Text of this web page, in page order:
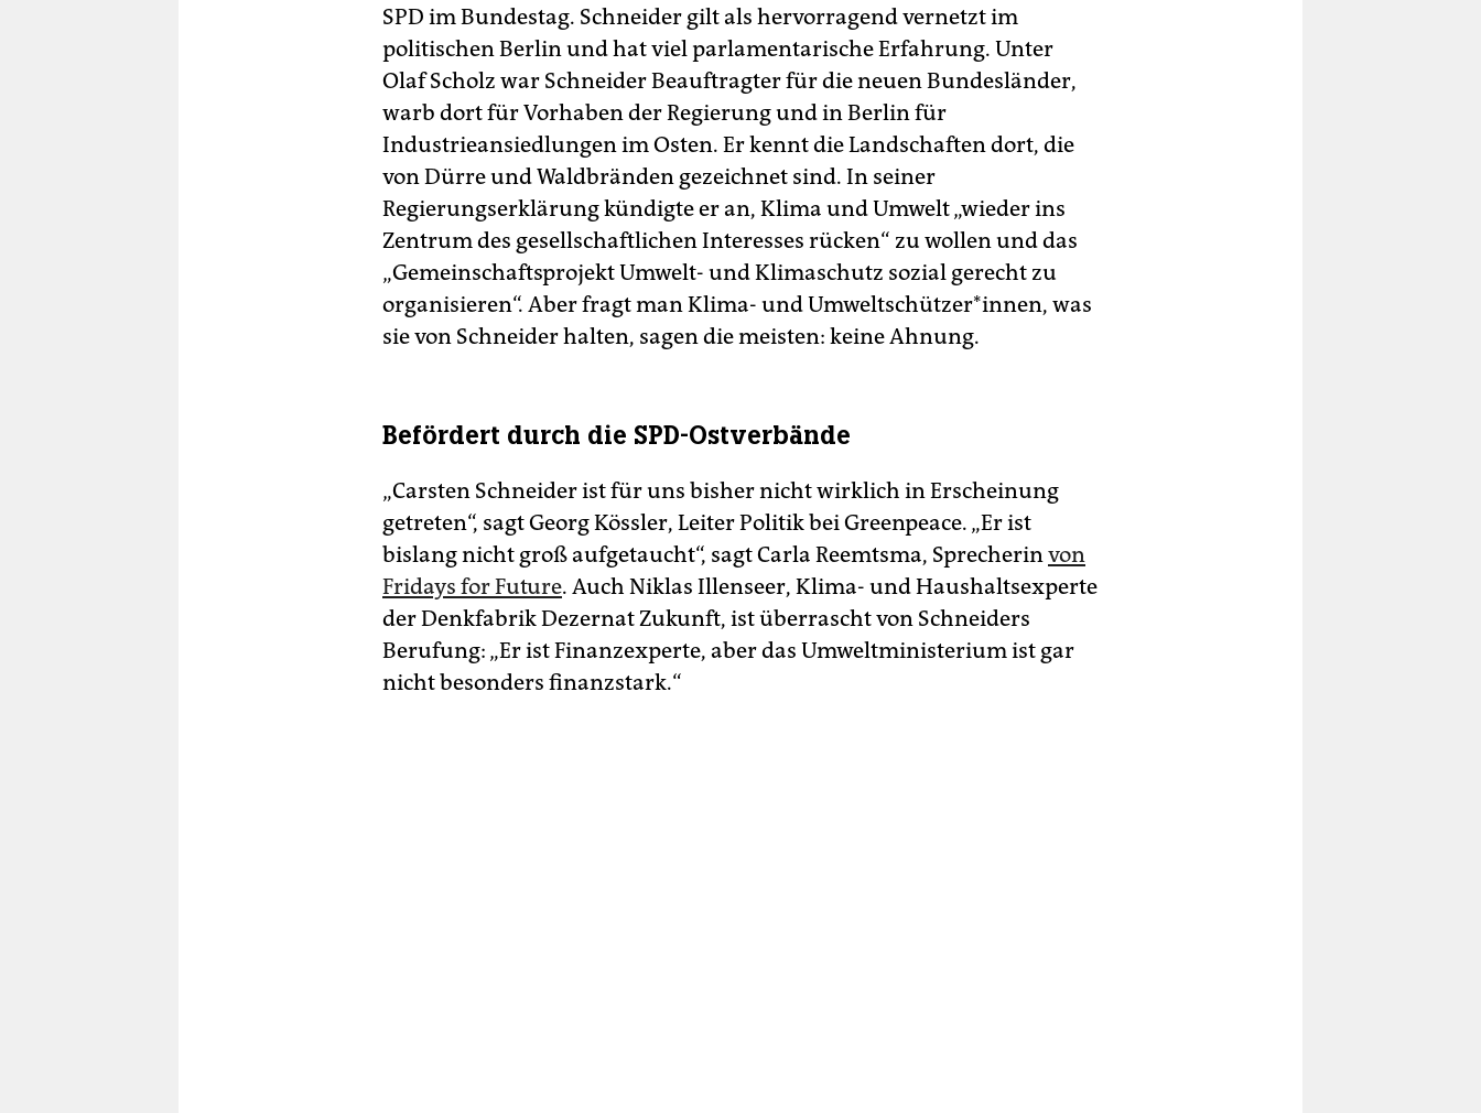
SPD im Bundestag. Schneider gilt als hervorragend vernetzt im
politischen Berlin und hat viel parlamentarische Erfahrung. Unter
Olaf Scholz war Schneider Beauftragter für die neuen Bundesländer,
warb dort für Vorhaben der Regierung und in Berlin für
Industrieansiedlungen im Osten. Er kennt die Landschaften dort, die
von Dürre und Waldbränden gezeichnet sind. In seiner
Regierungserklärung kündigte er an, Klima und Umwelt „wieder ins
Zentrum des gesellschaftlichen Interesses rücken“ zu wollen und das
„Gemeinschaftsprojekt Umwelt- und Klimaschutz sozial gerecht zu
organisieren“. Aber fragt man Klima- und Umweltschützer*innen, was
sie von Schneider halten, sagen die meisten: keine Ahnung.
Befördert durch die SPD-Ostverbände
„Carsten Schneider ist für uns bisher nicht wirklich in Erscheinung
getreten“, sagt Georg Kössler, Leiter Politik bei Greenpeace. „Er ist
bislang nicht groß aufgetaucht“, sagt Carla Reemtsma, Sprecherinvon
Fridays for Future. Auch Niklas Illenseer, Klima- und Haushaltsexperte
der Denkfabrik Dezernat Zukunft, ist überrascht von Schneiders
Berufung: „Er ist Finanzexperte, aber das Umweltministerium ist gar
nicht besonders finanzstark.“